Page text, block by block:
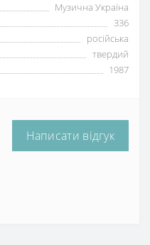
Музична Україна
336
російська
твердий
1987
Написати відгук